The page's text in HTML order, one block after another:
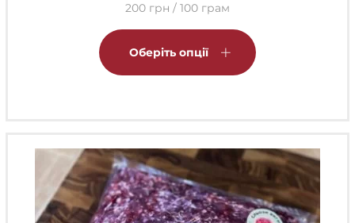
200 грн / 100 грам
Оберіть опції
можна
вибрати
на
сторінці